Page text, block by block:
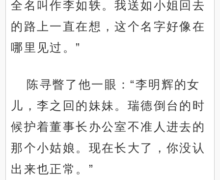
全名叫作李如轶。我送如小姐回去
的路上一直在想，这个名字好像在
哪里见过。”
陈寻瞥了他一眼：“李明辉的女
儿，李之回的妹妹。瑞德倒台的时
候护着董事长办公室不准人进去的
那个小姑娘。现在长大了，你没认
出来也正常。”